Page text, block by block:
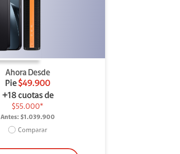
Ahora Desde
Pie $49.900
+18 cuotas de
$55.000*
Antes: $1.039.900
Comparar